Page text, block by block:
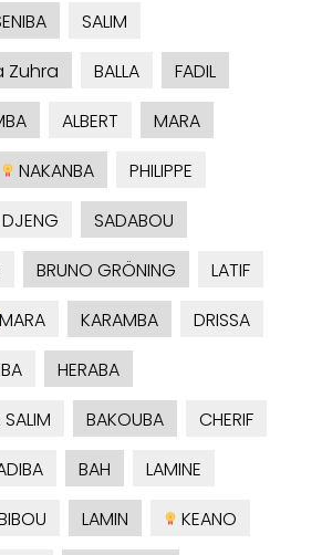
SALIM
Zuhra
BALLA
FADIL
ALBERT
MARA
NAKANBA
PHILIPPE
DJENG
SADABOU
BRUNO GRÖNING
LATIF
MARA KARAMBA
DRISSA
HERABA
BAKOUBA
CHERIF
BAH
LAMINE
LAMIN
KEANO